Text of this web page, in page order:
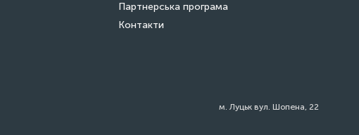
Партнерська програма
Контакти
м. Луцьк вул. Шопена, 22